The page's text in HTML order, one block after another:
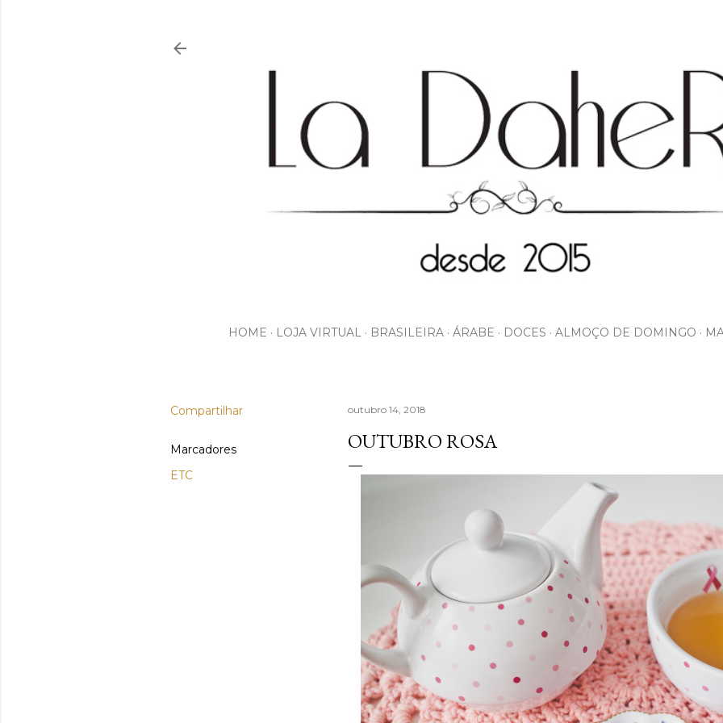
HOME LOJA VIRTUAL BRASILEIRA ÁRABE DOCES ALMOÇO DE DOMINGO
Compartilhar
Marcadores
ETC
outubro 14, 2018
OUTUBRO ROSA